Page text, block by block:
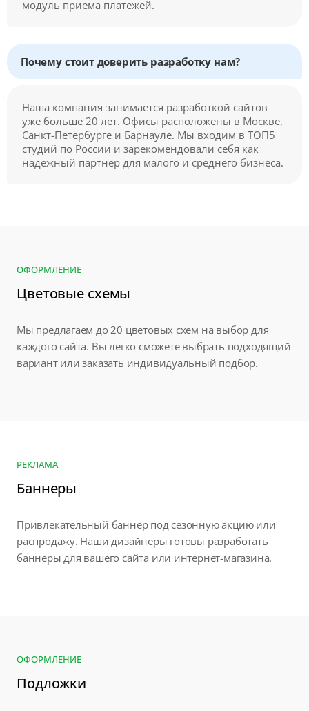
модуль приема платежей.
Почему стоит доверить разработку нам?
Наша компания занимается разработкой сайтов
уже больше 20 лет. Офисы расположены в Москве,
Санкт-Петербурге и Барнауле. Мы входим в ТОП5
студий по России и зарекомендовали себя как
надежный партнер для малого и среднего бизнеса.
ОФОРМЛЕНИЕ
Цветовые схемы
Мы предлагаем до 20 цветовых схем на выбор для
каждого сайта. Вы легко сможете выбрать подходящий
вариант или заказать индивидуальный подбор.
РЕКЛАМА
Баннеры
Привлекательный баннер под сезонную акцию или
распродажу. Наши дизайнеры готовы разработать
баннеры для вашего сайта или интернет-магазина.
ОФОРМЛЕНИЕ
Подложки